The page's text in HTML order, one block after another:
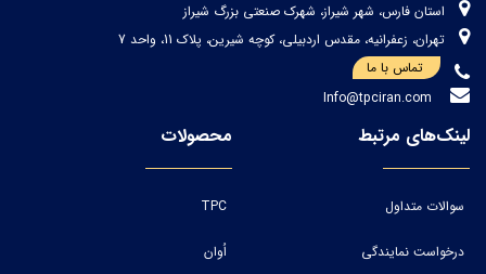
استان فارس، شهر شیراز، شهرک صنعتی بزرگ شیراز
تهران، زعفرانیه، مقدس اردبیلی، کوچه شیرین، پلاک 11، واحد 7
تماس با ما
لینک‌های مرتبط
سوالات متداول
درخواست نمایندگی
محصولات
TPC
اُوان